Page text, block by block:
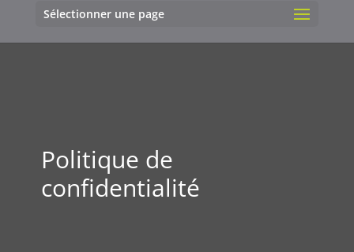
Sélectionner une page
Politique de
confidentialité